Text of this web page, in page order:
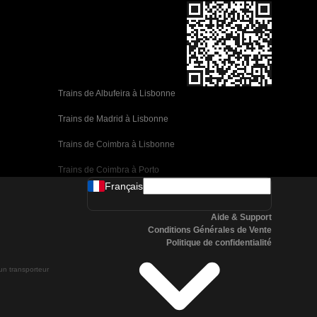
Trains de Albufeira à Lisbonne
Trains de Madrid à Lisbonne
Trains de Coimbra à Lisbonne
Trains de Coimbra à Porto
Trains de Valence à Barcelone
Trains de Malaga à Barcelone
Trains de Malaga à Madrid
Trains de Cordoue à Madrid
transporteur
Français
Aide & Support
Conditions Générales de Vente
Politique de confidentialité